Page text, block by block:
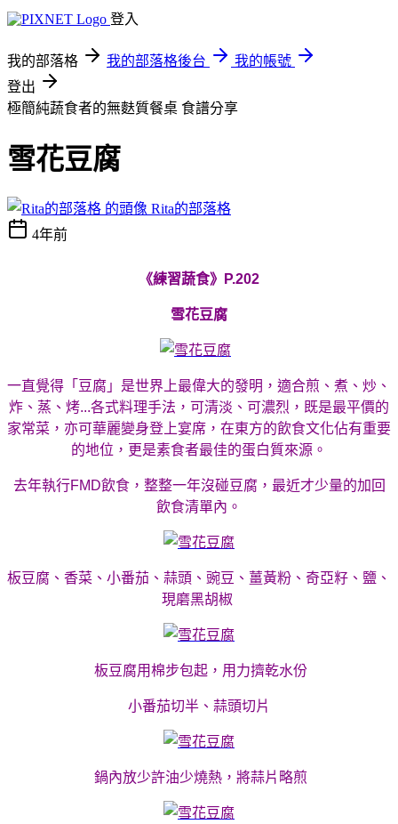
登入
我的部落格 我的部落格後台
我的帳號
登出
極簡純蔬食者的無麩質餐桌 食譜分享
雪花豆腐
Rita的部落格
4年前
《練習蔬食》P.202
雪花豆腐
一直覺得「豆腐」是世界上最偉大的發明，適合煎、煮、炒、
炸、蒸、烤...各式料理手法，可清淡、可濃烈，既是最平價的
家常菜，亦可華麗變身登上宴席，在東方的飲食文化佔有重要
的地位，更是素食者最佳的蛋白質來源。
去年執行FMD飲食，整整一年沒碰豆腐，最近才少量的加回
飲食清單內。
板豆腐、香菜、小番茄、蒜頭、豌豆、薑黃粉、奇亞籽、鹽、
現磨黑胡椒
板豆腐用棉步包起，用力擠乾水份
小番茄切半、蒜頭切片
鍋內放少許油少燒熱，將蒜片略煎